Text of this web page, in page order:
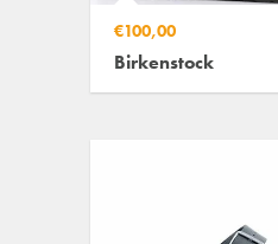
€100,00
Birkenstock